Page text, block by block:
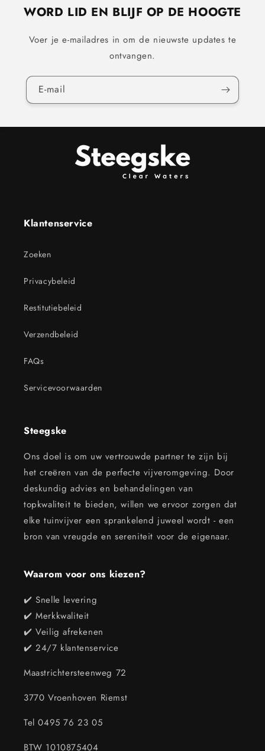
WORD LID EN BLIJF OP DE HOOGTE
Voer je e-mailadres in om de nieuwste updates te
ontvangen.
E‑mail
Klantenservice
Zoeken
Privacybeleid
Restitutiebeleid
Verzendbeleid
FAQs
Servicevoorwaarden
Steegske
Ons doel is om uw vertrouwde partner te zijn bij
het creëren van de perfecte vijveromgeving. Door
deskundig advies en behandelingen van
topkwaliteit te bieden, willen we ervoor zorgen dat
elke tuinvijver een sprankelend juweel wordt - een
bron van vreugde en sereniteit voor de eigenaar.
Waarom voor ons kiezen?
✔️ Snelle levering
✔️ Merkkwaliteit
✔️ Veilig afrekenen
✔️ 24/7 klantenservice
Maastrichtersteenweg 72
3770 Vroenhoven Riemst
Tel 0495 76 23 05
BTW 1010875404